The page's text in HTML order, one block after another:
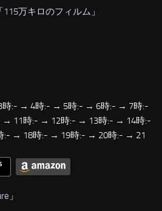
115万キロのフィルム 」
:- → 4時:- → 5時:- → 6時:- → 7時:-
11時:- → 12時:- → 13時:- → 14時:-
:- → 18時:- → 19時:- → 20時:- → 21
」